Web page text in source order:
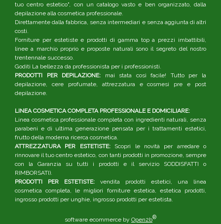
tuo centro estetico", con un catalogo vasto e ben organizzato, dalla
depilazione alla cosmetica professionale.
Direttamente dalla fabbrica, senza intermediari e senza aggiunta di altri
costi.
Forniture per estetiste e prodotti di gamma top a prezzi imbattibili,
linee a marchio proprio e proposte naturali sono il segreto del nostro
trentennale successo.
Goditi La bellezza da professionista per i professionisti.
PRODOTTI PER DEPILAZIONE: mai stata così facile! Tutto per la
depilazione, cere profumate, attrezzatura e cosmesi pre e post
depilazione.
LINEA COSMETICA COMPLETA PROFESSIONALE E DOMICILIARE:
Linea cosmetica professionale completa con ingredienti naturali, senza
parabeni e di ultima generazione pensata per i trattamenti estetici,
frutto della moderna ricerca cosmetica.
ATTREZZATURA PER ESTETISTE:Scopri le novità per arredare o
rinnovare il tuo centro estetico, con tanti prodotti in promozione, sempre
con la Garanzia su tutti i prodotti e il servizio SODDISFATTI o
RIMBORSATI).
PRODOTTI PER ESTETISTE: vendita prodotti estetici, una linea
cosmetica completa, le migliori forniture estetica, estetica prodotti,
ingrosso prodotti per unghie, ingrosso prodotti per estetista.
software ecommerce by Open2b®